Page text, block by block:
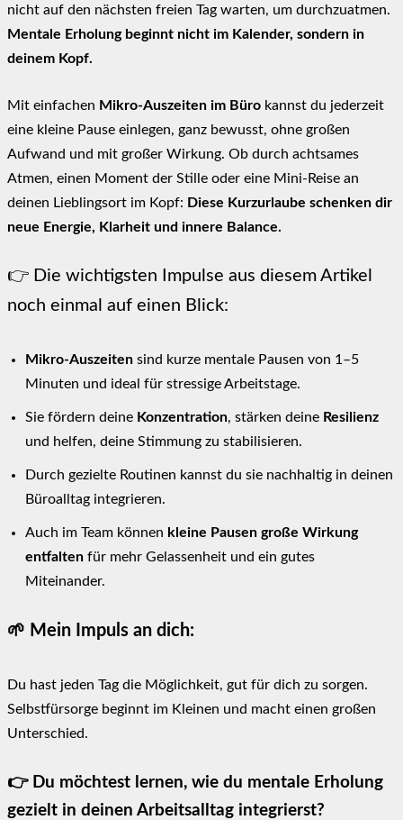
nicht auf den nächsten freien Tag warten, um durchzuatmen.
Mentale Erholung beginnt nicht im Kalender, sondern in
deinem Kopf.
Mit einfachen Mikro-Auszeiten im Büro kannst du jederzeit
eine kleine Pause einlegen, ganz bewusst, ohne großen
Aufwand und mit großer Wirkung. Ob durch achtsames
Atmen, einen Moment der Stille oder eine Mini-Reise an
deinen Lieblingsort im Kopf: Diese Kurzurlaube schenken dir
neue Energie, Klarheit und innere Balance.
👉 Die wichtigsten Impulse aus diesem Artikel
noch einmal auf einen Blick:
Mikro-Auszeiten sind kurze mentale Pausen von 1–5
Minuten und ideal für stressige Arbeitstage.
Sie fördern deine Konzentration, stärken deine Resilienz
und helfen, deine Stimmung zu stabilisieren.
Durch gezielte Routinen kannst du sie nachhaltig in deinen
Büroalltag integrieren.
Auch im Team können kleine Pausen große Wirkung
entfalten für mehr Gelassenheit und ein gutes
Miteinander.
🌱 Mein Impuls an dich:
Du hast jeden Tag die Möglichkeit, gut für dich zu sorgen.
Selbstfürsorge beginnt im Kleinen und macht einen großen
Unterschied.
👉 Du möchtest lernen, wie du mentale Erholung
gezielt in deinen Arbeitsalltag integrierst?